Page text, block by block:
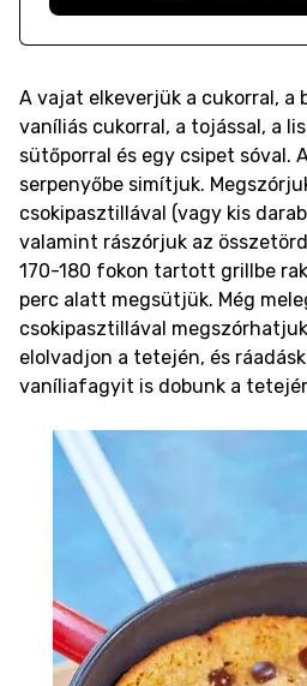
A vajat elkeverjük a cukorral, a
vaníliás cukorral, a tojással, a
sütőporral és egy csipet sóval.
serpenyőbe simítjuk.
csokipasztillával (vagy kis
valamint rászórjuk az
170-180 fokon tartott grillbe
perc alatt megsütjük. Még
csokipasztillával
elolvadjon a tetején, és
vaníliafagyit is dobunk a